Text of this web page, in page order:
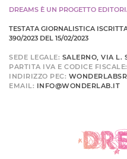
DREAMS È UN PROGETTO
TESTATA GIORNALISTICA
390/2023 DEL 15/02/2023
SEDE LEGALE: SALERNO, VIA L.
PARTITA IVA E CODICE FISCALE:
INDIRIZZO PEC:
EMAIL: INFO@WONDERLAB.IT